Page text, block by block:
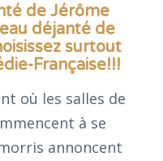
de Jérôme
déjanté de
surtout
Française!!!
où les salles de
à se
annoncent